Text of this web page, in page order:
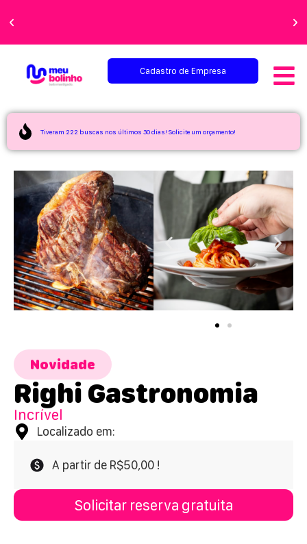
perfeita!
Cadastro de Empresa
Tiveram 222 buscas nos últimos 30 dias! Solicite um orçamento!
Novidade
Righi Gastronomia
Incrível
Localizado em:
A partir de R$50,00 !
Solicitar reserva gratuita